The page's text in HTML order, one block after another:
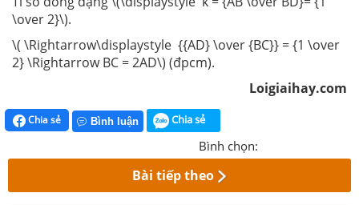
\over 2}\).
\( \Rightarrow\displaystyle {{AD} \over {BC}} = {1 \over
2} \Rightarrow BC = 2AD\) (đpcm).
Loigiaihay.com
Chia sẻ Bình luận Chia sẻ
Bình chọn:
Bài tiếp theo